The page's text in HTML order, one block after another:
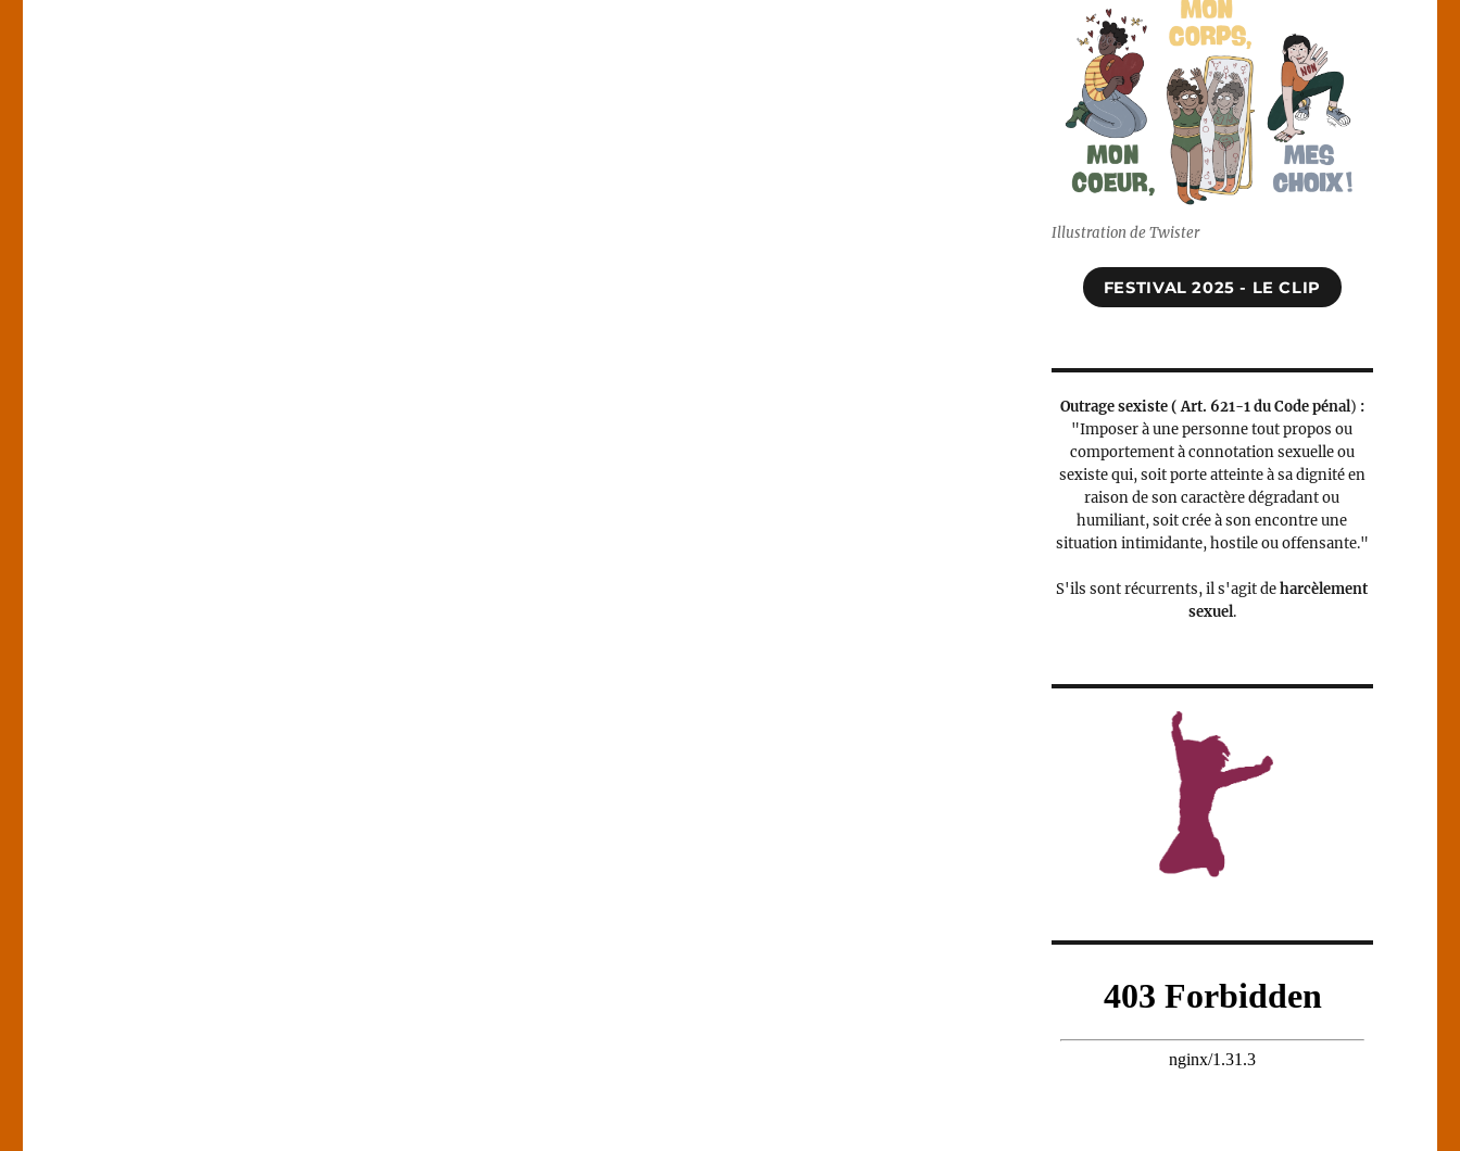
Illustration de Twister
FESTIVAL 2025 - LE CLIP
Outrage sexiste (Art. 621-1 du Code pénal) :
"Imposer à une personne tout propos ou
comportement à connotation sexuelle ou
sexiste qui, soit porte atteinte à sa dignité en
raison de son caractère dégradant ou
humiliant, soit crée à son encontre une
situation intimidante, hostile ou offensante."
S'ils sont récurrents, il s'agit deharcèlement
sexuel.